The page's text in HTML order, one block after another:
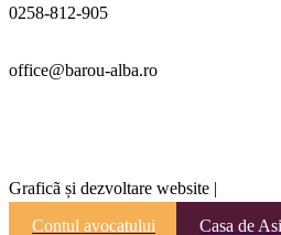
0258-812-905
office@barou-alba.ro
Graficã și dezvoltare website |
Contul avocatului
Casa de